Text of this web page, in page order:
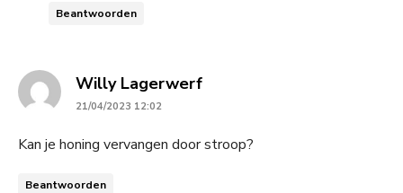
Beantwoorden
Willy Lagerwerfsays:
21/04/2023 12:02
Kan je honing vervangen door stroop?
Beantwoorden